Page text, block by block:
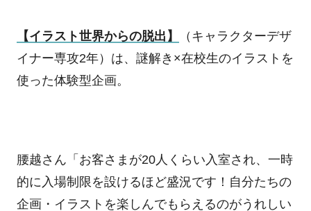
【イラスト世界からの脱出】
（キャラクターデザ
イナー専攻2年）は、謎解き×在校生のイラストを
使った体験型企画。
腰越さん「お客さまが20人くらい入室され、一時
的に入場制限を設けるほど盛況です！自分たちの
企画・イラストを楽しんでもらえるのがうれしい